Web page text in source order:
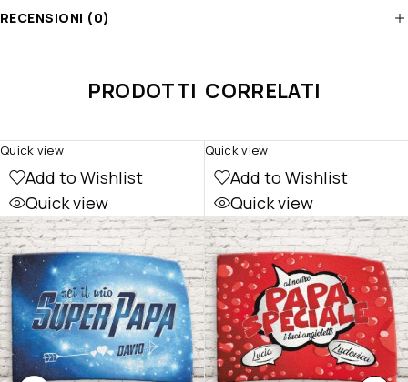
RECENSIONI (0)
PRODOTTI CORRELATI
Add to Wishlist
Quick view
Quick view
Add to Wishlist
Quick view
Quick view